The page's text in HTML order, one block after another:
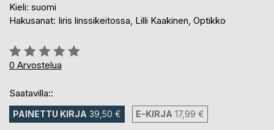
Kieli: suomi
Hakusanat: Iiris linssikeitossa, Lilli Kaakinen, Optikko
Arvostelu::
0%
0 Arvostelua
Saatavilla::
PAINETTU KIRJA 39,50 € E-KIRJA 17,99 €